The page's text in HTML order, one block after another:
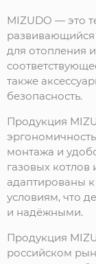
MIZUDO — это
развивающийся
для отопления и
также
безопасность.
Продукция
монтажа и
газовых котлов
адаптированы к
условиям, что
и надёжными.
Продукция
российском